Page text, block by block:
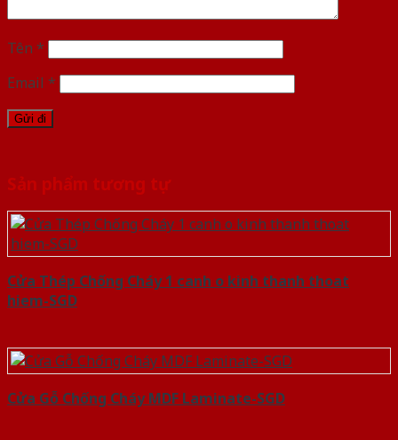
Tên *
Email *
Sản phẩm tương tự
Cửa Thép Chống Cháy 1 canh o kinh thanh thoat
hiem-SGD
Cửa Gỗ Chống Cháy MDF Laminate-SGD